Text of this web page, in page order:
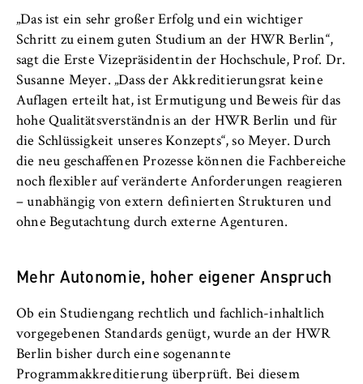
c
o
n
o
m
i
c
s
a
n
d
w
„Das ist ein sehr großer Erfolg und ein wichtiger
Schritt zu einem guten Studium an der HWR Berlin“,
sagt die Erste Vizepräsidentin der Hochschule, Prof. Dr.
Susanne Meyer. „Dass der Akkreditierungsrat keine
Auflagen erteilt hat, ist Ermutigung und Beweis für das
hohe Qualitätsverständnis an der HWR Berlin und für
die Schlüssigkeit unseres Konzepts“, so Meyer. Durch
die neu geschaffenen Prozesse können die Fachbereiche
noch flexibler auf veränderte Anforderungen reagieren
– unabhängig von extern definierten Strukturen und
ohne Begutachtung durch externe Agenturen.
Mehr Autonomie, hoher eigener Anspruch
Ob ein Studiengang rechtlich und fachlich-inhaltlich
vorgegebenen Standards genügt, wurde an der HWR
Berlin bisher durch eine sogenannte
Programmakkreditierung überprüft. Bei diesem
Anbieter:
Betreiber dieser Website
Zweck:
Dient der Identifizierung der
Browsersitzung für eingeloggte Frontend-
Benutzer (z. B. im geschützten
Mitgliederbereich). Er speichert die
Session-ID und sorgt dafür, dass der Nutzer
während des Besuchs eingeloggt bleibt.
Cookie Laufzeit:
Für die Dauer der Browsersitzung
Youtube
Name:
VISITOR_INFO1_LIVE, YSC, yt-remote-